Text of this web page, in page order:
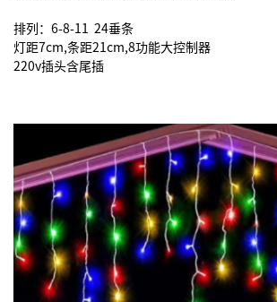
排列：6-8-11  24垂条
灯距7cm,条距21cm,8功能大控制器
220v插头含尾插